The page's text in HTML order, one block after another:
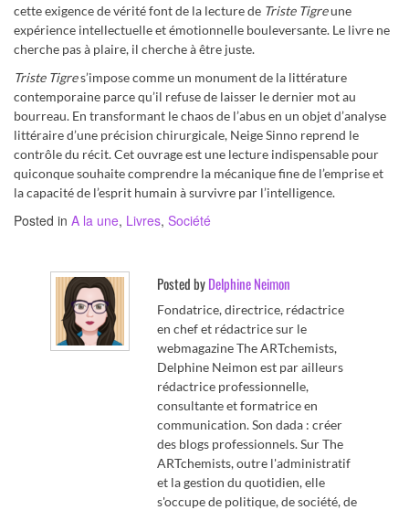
cette exigence de vérité font de la lecture de Triste Tigreune
expérience intellectuelle et émotionnelle bouleversante. Le livre ne
cherche pas à plaire, il cherche à être juste.
Triste Tigres’impose comme un monument de la littérature
contemporaine parce qu’il refuse de laisser le dernier mot au
bourreau. En transformant le chaos de l’abus en un objet d’analyse
littéraire d’une précision chirurgicale, Neige Sinno reprend le
contrôle du récit. Cet ouvrage est une lecture indispensable pour
quiconque souhaite comprendre la mécanique fine de l’emprise et
la capacité de l’esprit humain à survivre par l’intelligence.
Posted in A la une, Livres, Société
Posted byDelphine Neimon
Fondatrice, directrice, rédactrice
en chef et rédactrice sur le
webmagazine The ARTchemists,
Delphine Neimon est par ailleurs
rédactrice professionnelle,
consultante et formatrice en
communication. Son dada : créer
des blogs professionnels. Sur The
ARTchemists, outre l'administratif
et la gestion du quotidien, elle
s'occupe de politique, de société, de